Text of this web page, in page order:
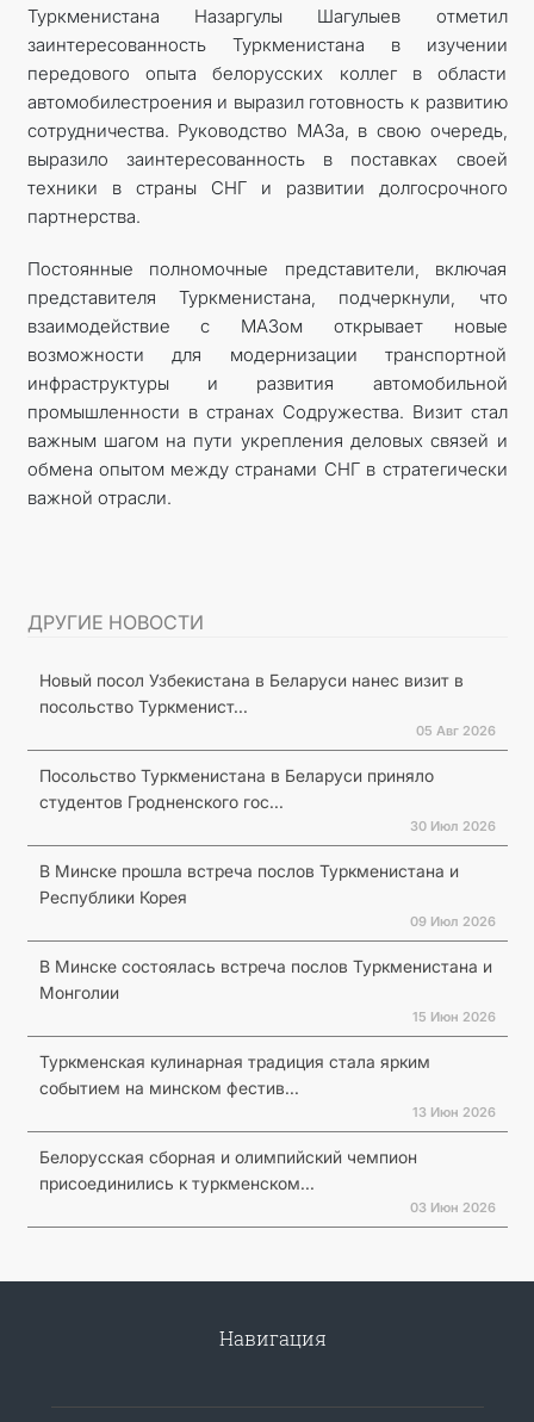
Туркменистана Назаргулы Шагулыев отметил
заинтересованность Туркменистана в изучении
передового опыта белорусских коллег в области
автомобилестроения и выразил готовность к развитию
сотрудничества. Руководство МАЗа, в свою очередь,
выразило заинтересованность в поставках своей
техники в страны СНГ и развитии долгосрочного
партнерства.
Постоянные полномочные представители, включая
представителя Туркменистана, подчеркнули, что
взаимодействие с МАЗом открывает новые
возможности для модернизации транспортной
инфраструктуры и развития автомобильной
промышленности в странах Содружества. Визит стал
важным шагом на пути укрепления деловых связей и
обмена опытом между странами СНГ в стратегически
важной отрасли.
ДРУГИЕ НОВОСТИ
Новый посол Узбекистана в Беларуси нанес визит в
посольство Туркменист...
05 Авг 2026
Посольство Туркменистана в Беларуси приняло
студентов Гродненского гос...
30 Июл 2026
В Минске прошла встреча послов Туркменистана и
Республики Корея
09 Июл 2026
В Минске состоялась встреча послов Туркменистана и
Монголии
15 Июн 2026
Туркменская кулинарная традиция стала ярким
событием на минском фестив...
13 Июн 2026
Белорусская сборная и олимпийский чемпион
присоединились к туркменском...
03 Июн 2026
Навигация